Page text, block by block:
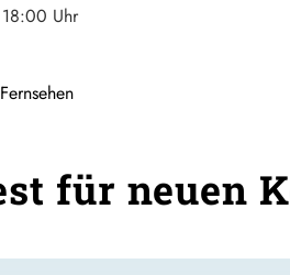
Uhr
für neuen